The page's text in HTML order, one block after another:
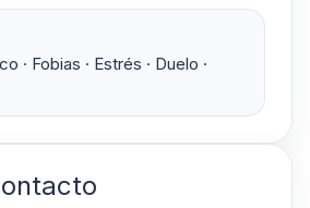
· Fobias · Estrés · Duelo ·